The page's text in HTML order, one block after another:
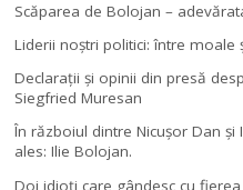
Scăparea de Bolojan –
Liderii noştri politici: între moale
Declaraţii şi opinii din presă
Siegfried Muresan
În războiul dintre Nicuşor Dan
ales: Ilie Bolojan.
Doi idioţi care gândesc cu fierea